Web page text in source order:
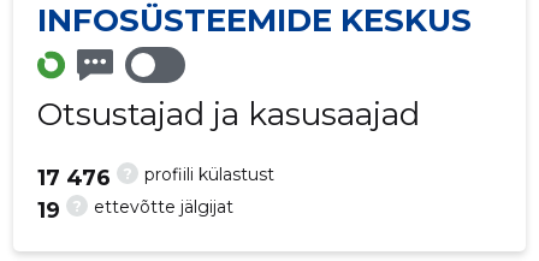
INFOSÜSTEEMIDE KESKUS
Otsustajad ja kasusaajad
? profiili külastust
17 476
? ettevõtte jälgijat
19